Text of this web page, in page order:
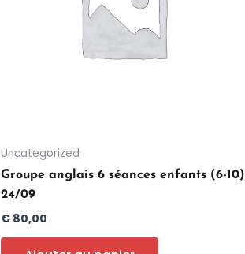
Uncategorized
Groupe anglais 6 séances enfants (6-10)
24/09
€ 80,00